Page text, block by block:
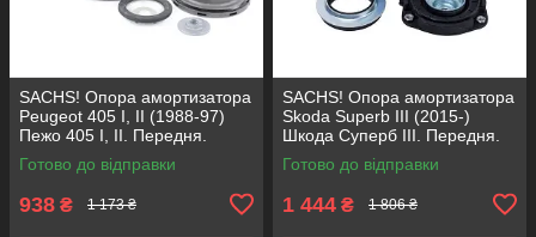
SACHS! Опора амортизатора
Peugeot 405 I, II (1988-97)
Пежо 405 I, II. Передня.
SM1553 , 803023 , KB659.36 ,
VKDA35336
Готово до відправки
938 ₴ 1 173 ₴
SACHS! Опора амортизатора
Skoda Superb III (2015-)
Шкода Суперб III. Передня.
803024 , KB657.27 ,
VKDA35167
Готово до відправки
1 444 ₴ 1 806 ₴